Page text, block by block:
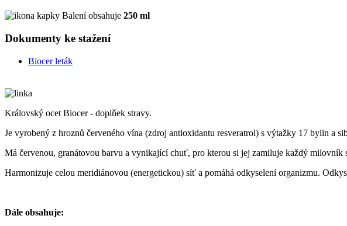
Balení obsahuje 250 ml
Dokumenty ke stažení
Biocer leták
Královský ocet Biocer - doplňek stravy.
Je vyrobený z hroznů červeného vína (zdroj antioxidantu resveratrol) s výtažky 17 bylin a
Má červenou, granátovou barvu a vynikající chuť, pro kterou si jej zamiluje každý
Harmonizuje celou meridiánovou (energetickou) síť a pomáhá odkyselení organizmu.
Dále obsahuje: